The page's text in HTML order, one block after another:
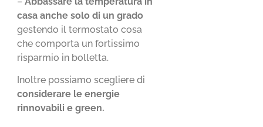
casa anche solo di un grado
gestendo il termostato cosa
che comporta un fortissimo
risparmio in bolletta.
Inoltre possiamo scegliere di
considerare le energie
rinnovabili e green.